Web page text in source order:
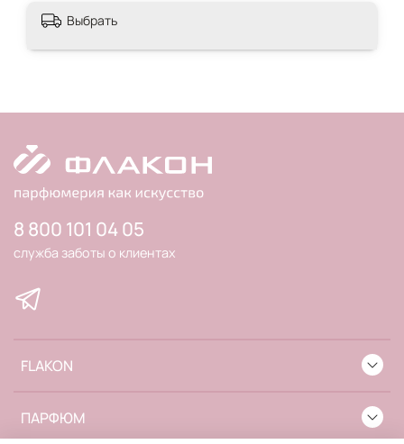
Выбрать
FLAKON
ПАРФЮМ
8 800 101 04 05
служба заботы о клиентах